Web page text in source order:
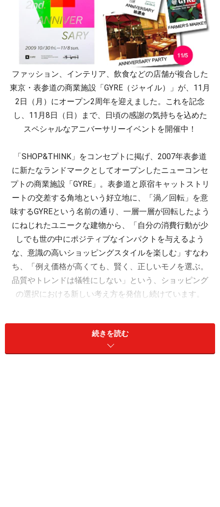
ファッション、インテリア、飲食などの店舗が複合した
東京・表参道の商業施設「GYRE（ジャイル）」が、11月
2日（月）にオープン2周年を迎えました。これを記念
し、11月8日（日）まで、日頃の感謝の気持ちを込めた
スペシャルなアニバーサリーイベントを開催中！
「SHOP&THINK」をコンセプトに掲げ、2007年表参道
に新たなランドマークとしてオープンしたニューコンセ
プトの商業施設「GYRE」。表参道と原宿キャットストリ
ートの交差する角地という好立地に、「渦／回転」を意
味するGYREという名前の通り、一層一層が回転したよう
にねじれたユニークな建物から、「自分の消費行動が少
しでも世の中にポジティブなインパクトを与えるよう
な、意識の高いショッピングスタイルを楽しむ」すなわ
ち、「例え価格が高くても、賢く、正しいモノを選ぶ。
品質やトレンドは犠牲にしない」という、ショッピング
の選択における新しい考え方を発信し続けています。
続きを読む